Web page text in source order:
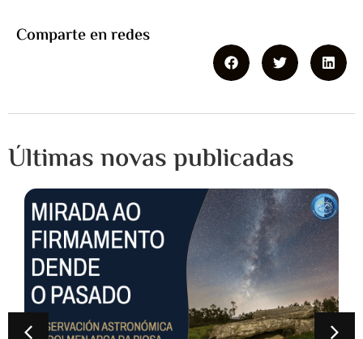
Comparte en redes
Últimas novas publicadas